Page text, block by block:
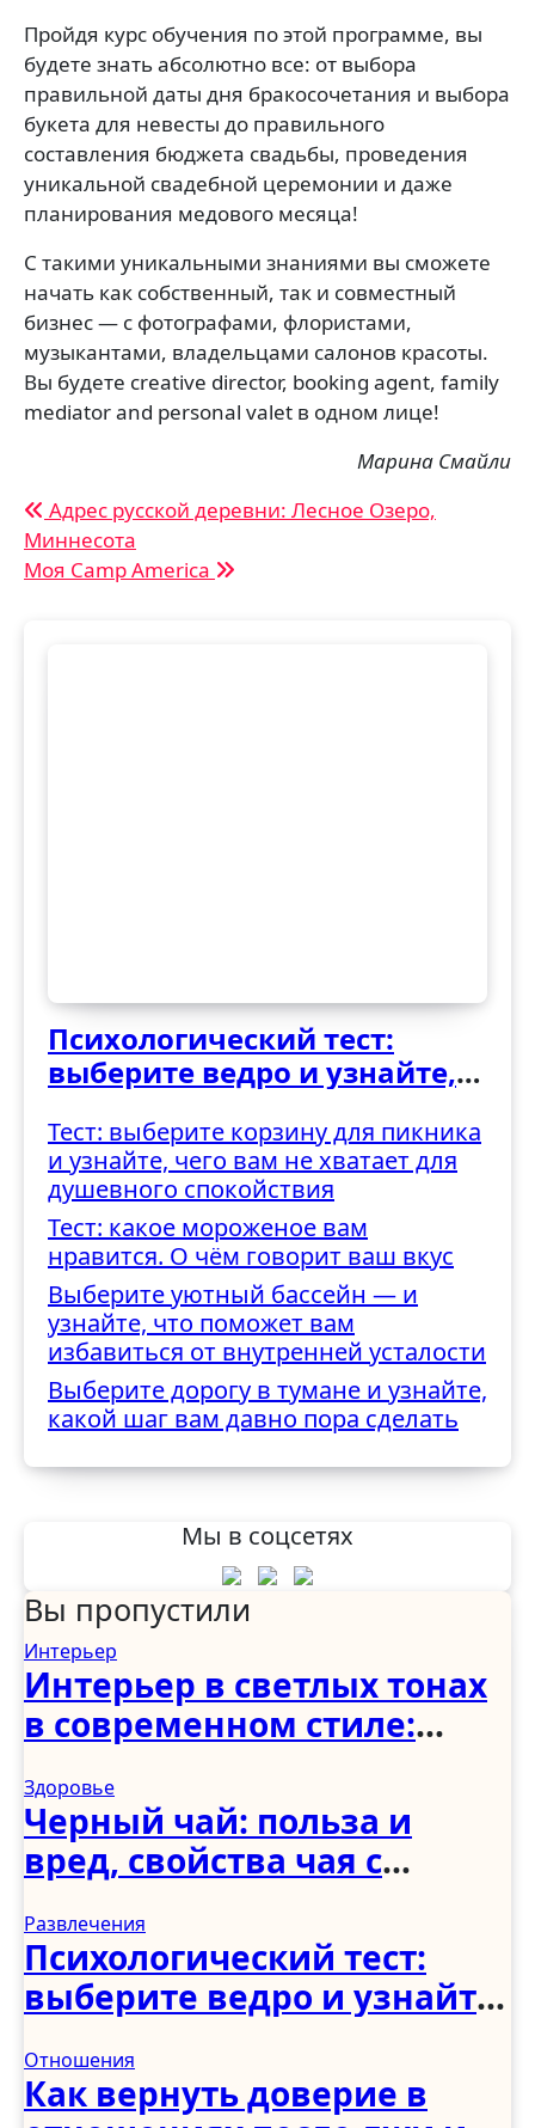
Пройдя курс обучения по этой программе, вы
будете знать абсолютно все: от выбора
правильной даты дня бракосочетания и выбора
букета для невесты до правильного
составления бюджета свадьбы, проведения
уникальной свадебной церемонии и даже
планирования медового месяца!
С такими уникальными знаниями вы сможете
начать как собственный, так и совместный
бизнес — с фотографами, флористами,
музыкантами, владельцами салонов красоты.
Вы будете creative director, booking agent, family
mediator and personal valet в одном лице!
Марина Смайли
Навигация
по
записям
Адрес русской деревни: Лесное Озеро,
Миннесота
Моя Camp America
Психологический тест:
выберите ведро и узнайте,
трудностями
Тест: выберите корзину для пикника
и узнайте, чего вам не хватает для
душевного спокойствия
Тест: какое мороженое вам
нравится. О чём говорит ваш вкус
Выберите уютный бассейн — и
узнайте, что поможет вам
избавиться от внутренней усталости
Выберите дорогу в тумане и узнайте,
какой шаг вам давно пора сделать
Мы в соцсетях
Вы пропустили
Интерьер
Интерьер в светлых тонах
в современном стиле:
прихожая и коридор
Здоровье
Черный чай: польза и
вред, свойства чая с
Развлечения
Психологический тест:
выберите ведро и узнайте,
трудностями
Отношения
Как вернуть доверие в